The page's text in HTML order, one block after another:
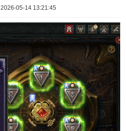
2026-05-14 13:21:45